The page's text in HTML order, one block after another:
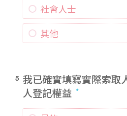
社會人士
其他
5 我已確實填寫實際索取
人登記權益